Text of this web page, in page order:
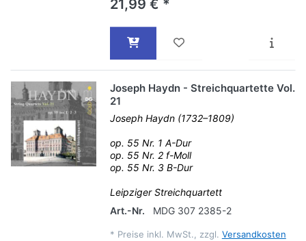
21,99 € *
Joseph Haydn - Streichquartette Vol.
21
Joseph Haydn (1732–1809)
op. 55 Nr. 1 A-Dur
op. 55 Nr. 2 f-Moll
op. 55 Nr. 3 B-Dur
Leipziger Streichquartett
Art.-Nr.
MDG 307 2385-2
* Preise inkl. MwSt., zzgl. Versandkosten